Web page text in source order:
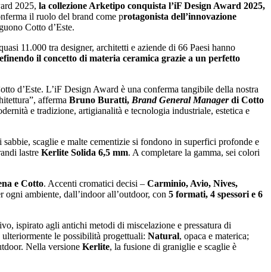
2025, la collezione Arketipo conquista l’iF Design Award 2025,
il ruolo del brand come protagonista dell’innovazione
Cotto d’Este.
11.000 tra designer, architetti e aziende di 66 Paesi hanno
il concetto di materia ceramica grazie a un perfetto
d’Este. L’iF Design Award è una conferma tangibile della nostra
afferma Bruno Buratti, Brand General Managerdi Cotto
e tradizione, artigianalità e tecnologia industriale, estetica e
scaglie e malte cementizie si fondono in superfici profonde e
lastre Kerlite Solida 6,5 mm. A completare la gamma, sei colori
e Cotto. Accenti cromatici decisi – Carminio, Avio, Nives,
ambiente, dall’indoor all’outdoor, con 5 formati, 4 spessori e 6
ispirato agli antichi metodi di miscelazione e pressatura di
le possibilità progettuali: Natural, opaca e materica;
Nella versione Kerlite, la fusione di graniglie e scaglie è